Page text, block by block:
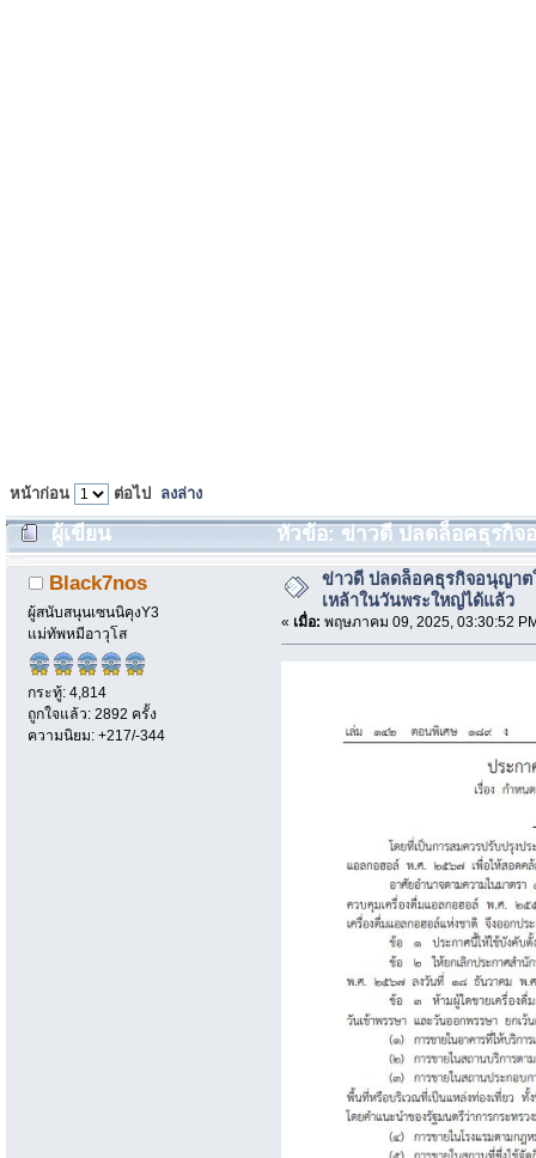
หน้าก่อน ต่อไป ลงล่าง
ผู้เขียน
หัวข้อ: ข่าวดี ปลดล็อคธุรกิจ
(อ่าน 607 ครั้ง)
Black7nos
ผู้สนับสนุนเซนนิคุงY3
แม่ทัพหมีอาวุโส
กระทู้: 4,814
ถูกใจแล้ว: 2892 ครั้ง
ความนิยม: +217/-344
ข่าวดี ปลดล็อคธุรกิจอนุญาต
เหล้าในวันพระใหญ่ได้แล้ว
« เมื่อ: พฤษภาคม 09, 2025, 03:30:52